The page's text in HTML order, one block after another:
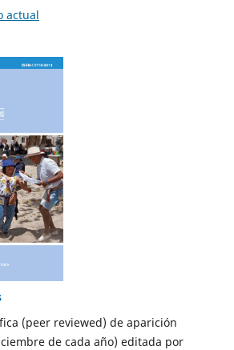
actual
(peer reviewed) de aparición
de cada año) editada por